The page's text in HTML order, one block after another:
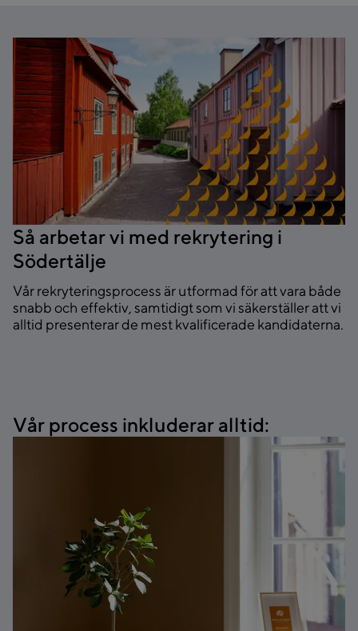
Så arbetar vi med rekrytering i
Södertälje
Vår rekryteringsprocess är utformad för att vara både
snabb och effektiv, samtidigt som vi säkerställer att vi
alltid presenterar de mest kvalificerade kandidaterna.
Vår process inkluderar alltid: